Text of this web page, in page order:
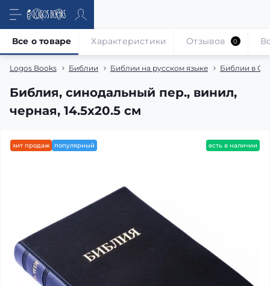
Logos Books Библии Библии на русском языке Библии в
Библия, синодальный пер., винил,
черная, 14.5x20.5 см
Все о товаре Характеристики Отзывов 0
хит продаж популярный есть в наличии